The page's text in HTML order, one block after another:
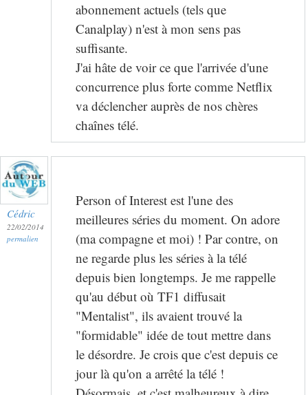
abonnement actuels (tels que
Canalplay) n'est à mon sens pas
suffisante.
J'ai hâte de voir ce que l'arrivée d'une
concurrence plus forte comme Netflix
va déclencher auprès de nos chères
chaînes télé.
Cédric
22/02/2014
permalien
Person of Interest est l'une des
meilleures séries du moment. On adore
(ma compagne et moi) ! Par contre, on
ne regarde plus les séries à la télé
depuis bien longtemps. Je me rappelle
qu'au début où TF1 diffusait
"Mentalist", ils avaient trouvé la
"formidable" idée de tout mettre dans
le désordre. Je crois que c'est depuis ce
jour là qu'on a arrêté la télé !